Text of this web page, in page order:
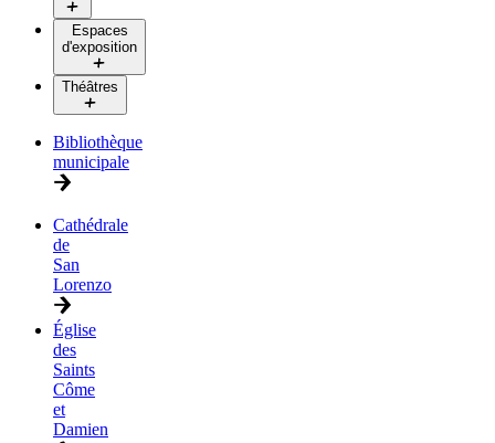
Espaces
d'exposition
Théâtres
Bibliothèque
municipale
Cathédrale
de
San
Lorenzo
Église
des
Saints
Côme
et
Damien